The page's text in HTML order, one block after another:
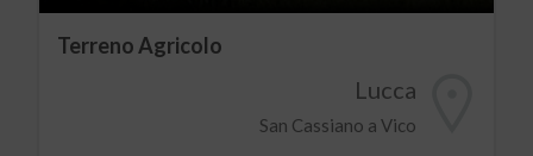
Terreno Agricolo
Lucca
San Cassiano a Vico